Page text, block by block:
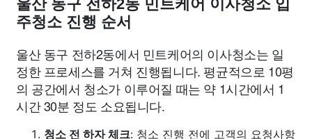
울산 동구 전하2동 민트케어 이사청소 입
주청소 진행 순서
울산 동구 전하2동에서 민트케어의 이사청소는 일
정한 프로세스를 거쳐 진행됩니다. 평균적으로 10평
의 공간에서 청소가 이루어질 때는 약 1시간에서 1
시간 30분 정도 소요됩니다.
청소 전 하자 체크: 청소 진행 전에 고객의 요청사항